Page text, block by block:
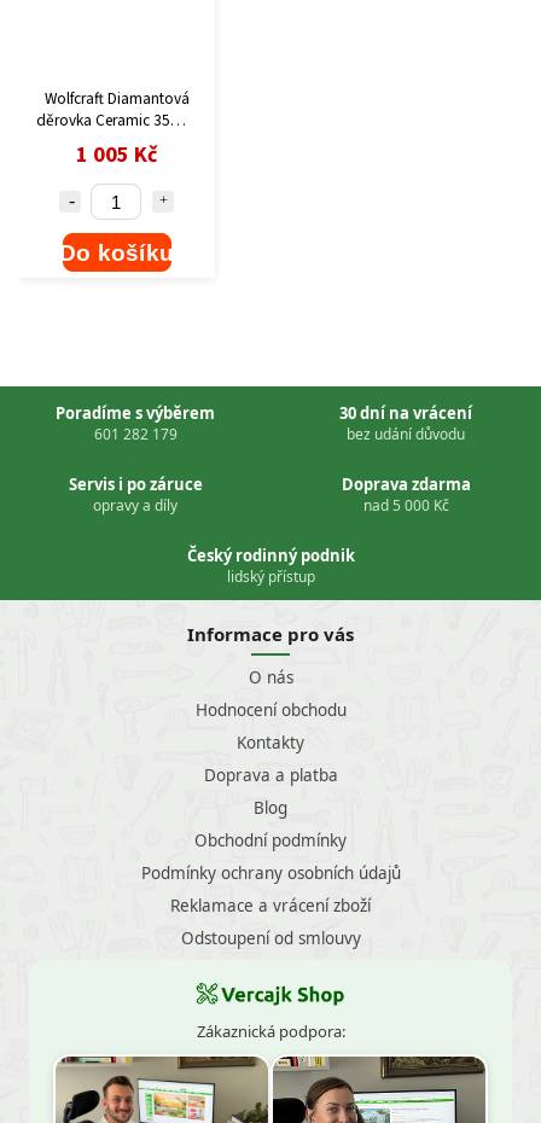
Wolfcraft Diamantová
děrovka Ceramic 35mm
hl.45mm M14 k
úhl.brusce 5943000
1 005 Kč
Do košíku
Poradíme s výběrem
601 282 179
30 dní na vrácení
bez udání důvodu
Servis i po záruce
opravy a díly
Doprava zdarma
nad 5 000 Kč
Český rodinný podnik
lidský přístup
Informace pro vás
O nás
Hodnocení obchodu
Kontakty
Doprava a platba
Blog
Obchodní podmínky
Podmínky ochrany osobních údajů
Reklamace a vrácení zboží
Odstoupení od smlouvy
Zákaznická podpora: